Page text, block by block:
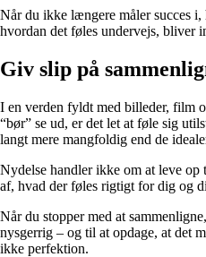
Når du ikke længere måler succes i,
hvordan det føles undervejs, bliver
Giv slip på
I en verden fyldt med billeder, film
“bør” se ud, er det let at føle sig
langt mere mangfoldig end de
Nydelse handler ikke om at leve
af, hvad der føles rigtigt for dig og
Når du stopper med at
nysgerrig – og til at opdage, at det
ikke perfektion.